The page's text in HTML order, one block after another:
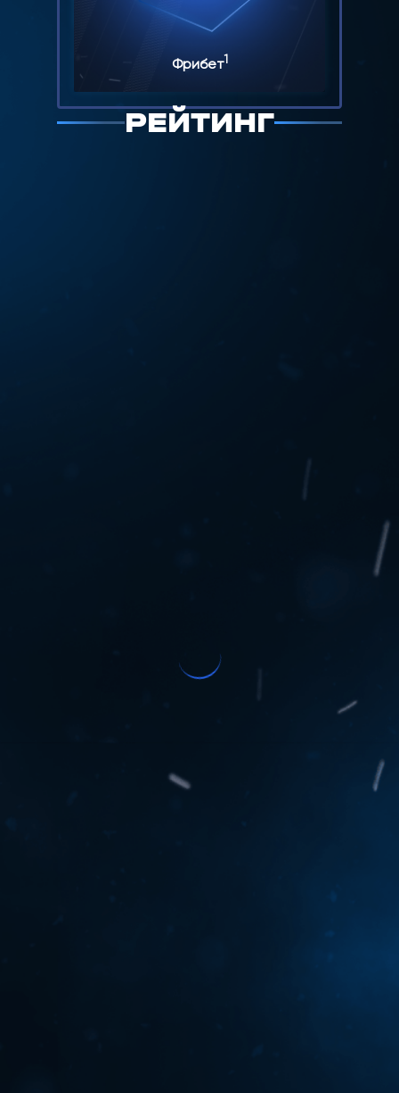
Фрибет1
РЕЙТИНГ